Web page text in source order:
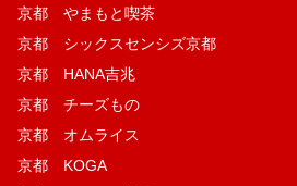
京都 やまもと喫茶
京都 シックスセンシズ京都
京都 HANA吉兆
京都 チーズもの
京都 オムライス
京都 KOGA